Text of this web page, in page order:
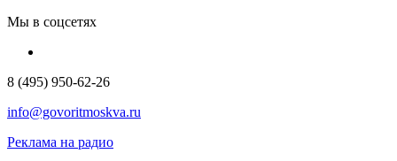
Мы в соцсетях
8 (495) 950-62-26
info@govoritmoskva.ru
Реклама на радио